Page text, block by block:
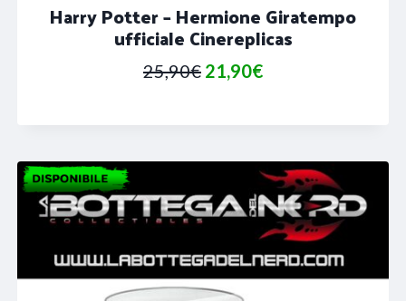
Harry Potter – Hermione Giratempo
ufficiale Cinereplicas
25,90€ Il
era:
25,90€.
21,90€Il
è:
21,90€.